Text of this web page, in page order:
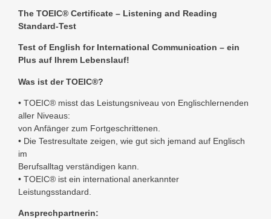
The TOEIC® Certificate – Listening and Reading
Standard-Test
Test of English for International Communication – ein
Plus auf Ihrem Lebenslauf!
Was ist der TOEIC®?
• TOEIC® misst das Leistungsniveau von Englischlernenden
aller Niveaus:
von Anfänger zum Fortgeschrittenen.
• Die Testresultate zeigen, wie gut sich jemand auf Englisch
im
Berufsalltag verständigen kann.
• TOEIC® ist ein international anerkannter
Leistungsstandard.
Ansprechpartnerin: